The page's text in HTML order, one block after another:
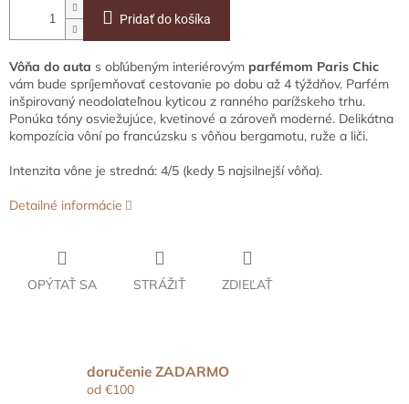
Pridať do košíka
Vôňa do auta s obľúbeným interiérovým parfémom Paris Chic
vám bude spríjemňovať cestovanie po dobu až 4 týždňov. Parfém
inšpirovaný neodolateľnou kyticou z ranného parížskeho trhu.
Ponúka tóny osviežujúce, kvetinové a zároveň moderné. Delikátna
kompozícia vôní po francúzsku s vôňou bergamotu, ruže a liči.
Intenzita vône je stredná: 4/5 (kedy 5 najsilnejší vôňa).
Detailné informácie
OPÝTAŤ SA STRÁŽIŤ ZDIEĽAŤ
doručenie ZADARMO
od €100